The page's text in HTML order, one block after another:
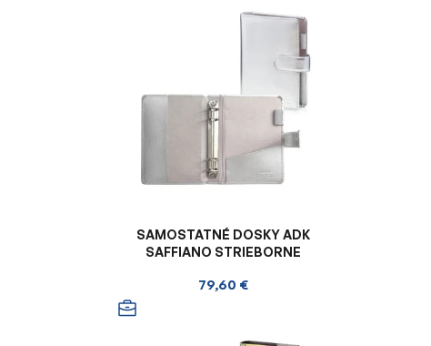
SAMOSTATNÉ DOSKY ADK
SAFFIANO STRIEBORNE
79,60 €